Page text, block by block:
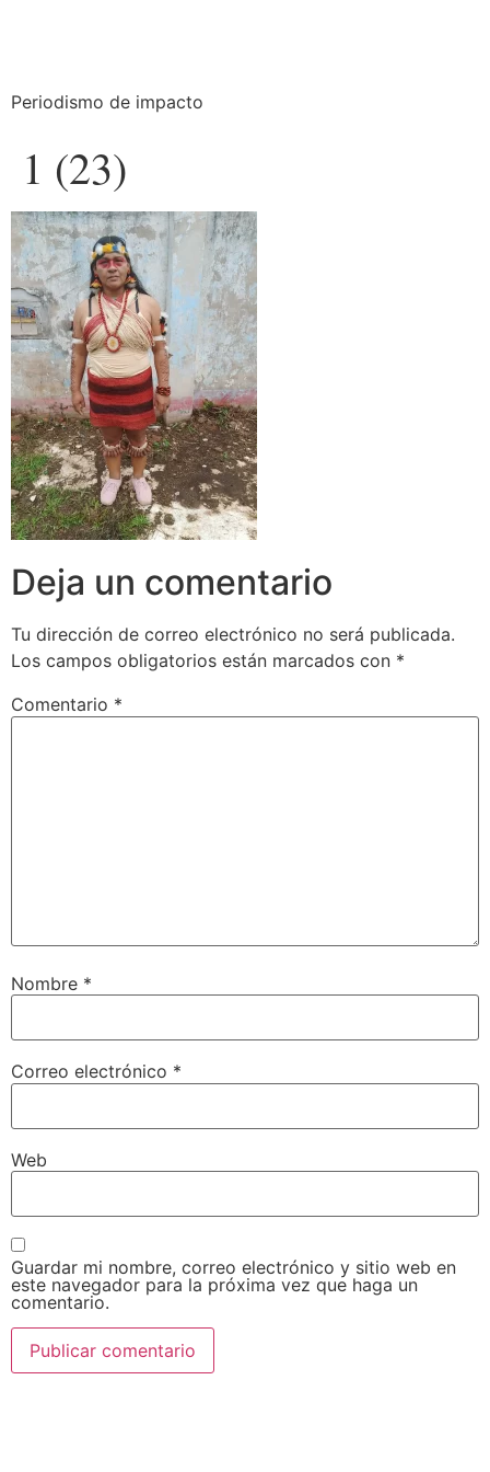
Periodismo de impacto
1 (23)
Deja un comentario
Tu dirección de correo electrónico no será publicada.
Los campos obligatorios están marcados con *
Comentario *
Nombre *
Correo electrónico *
Web
Guardar mi nombre, correo electrónico y sitio web en
este navegador para la próxima vez que haga un
comentario.